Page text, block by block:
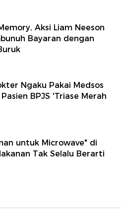
Aksi Liam Neeson
Bayaran dengan
Ngaku Pakai Medsos
BPJS 'Triase Merah
untuk Microwave" di
Tak Selalu Berarti